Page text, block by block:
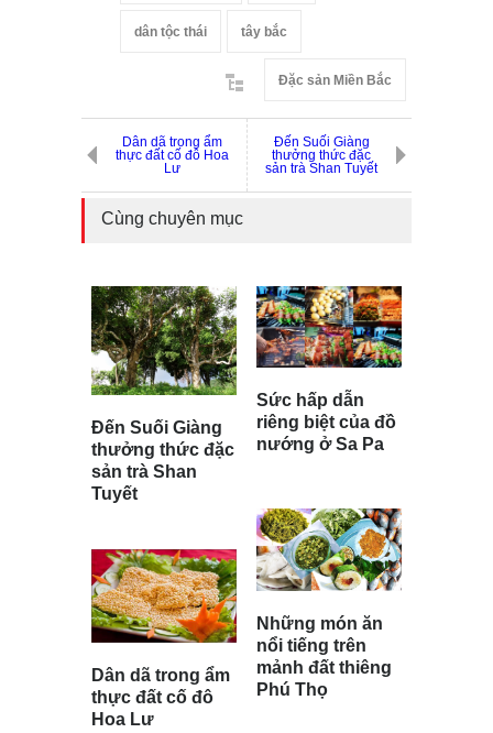
dân tộc thái tây bắc
Đặc sản Miền Bắc
Dân dã trong ẩm
thực đất cố đô Hoa
Lư
Đến Suối Giàng
thưởng thức đặc
sản trà Shan Tuyết
Cùng chuyên mục
Đến Suối Giàng
thưởng thức đặc
sản trà Shan
Tuyết
Dân dã trong ẩm
thực đất cố đô
Hoa Lư
Sức hấp dẫn
riêng biệt của đồ
nướng ở Sa Pa
Những món ăn
nổi tiếng trên
mảnh đất thiêng
Phú Thọ